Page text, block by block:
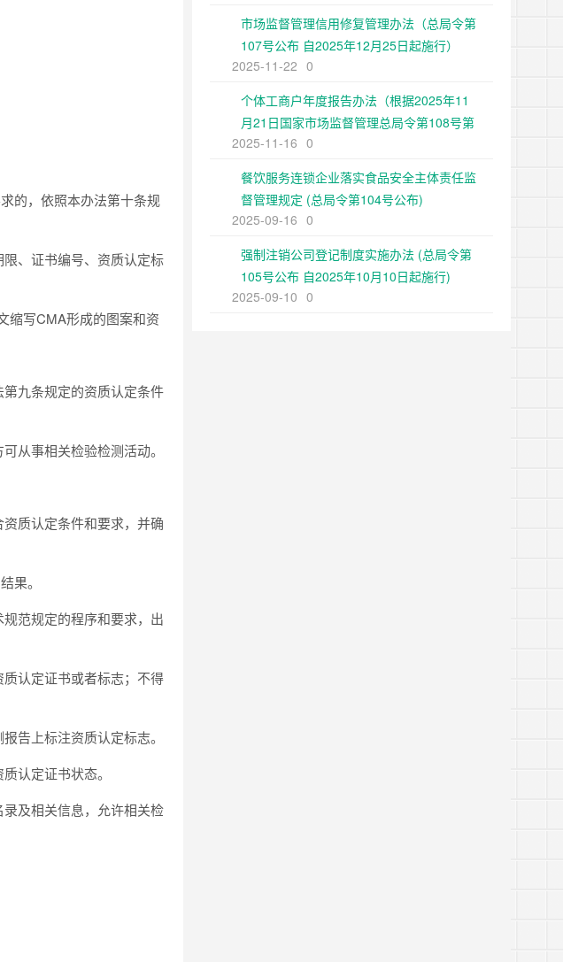
的，依照本办法第十条规
、证书编号、资质认定标
缩写CMA形成的图案和资
九条规定的资质认定条件
从事相关检验检测活动。
质认定条件和要求，并确
果。
范规定的程序和要求，出
认定证书或者标志；不得
告上标注资质认定标志。
认定证书状态。
及相关信息，允许相关检
市场监督管理信用修复管理办法（总局令第
107号公布 自2025年12月25日起施行）
2025-11-22 0
个体工商户年度报告办法（根据2025年11
月21日国家市场监督管理总局令第108号第
二次修正）
2025-11-16 0
餐饮服务连锁企业落实食品安全主体责任监
督管理规定 (总局令第104号公布)
2025-09-16 0
强制注销公司登记制度实施办法 (总局令第
105号公布 自2025年10月10日起施行)
2025-09-10 0